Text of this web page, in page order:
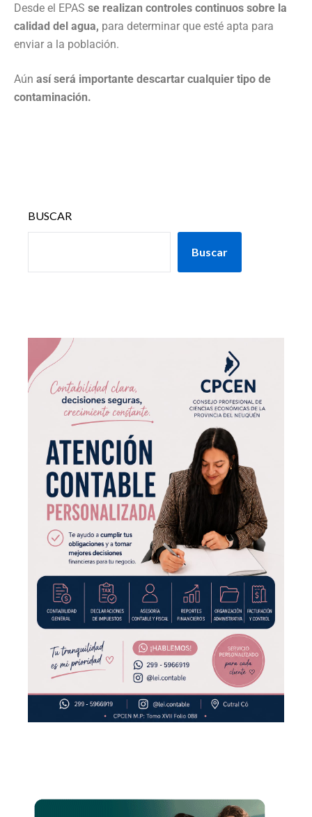
Desde el EPAS se realizan controles continuos sobre la
calidad del agua, para determinar que esté apta para
enviar a la población.
Aún así será importante descartar cualquier tipo de
contaminación.
BUSCAR
Buscar